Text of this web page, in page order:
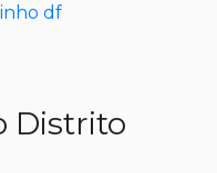
df
Distrito